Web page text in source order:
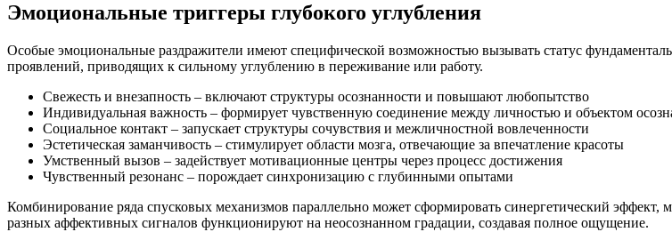
Эмоциональные триггеры глубокого углубления
Особые эмоциональные раздражители имеют специфической возможностью вызывать статус
проявлений, приводящих к сильному углублению в переживание или работу.
Свежесть и внезапность – включают структуры осознанности и повышают любопытство
Индивидуальная важность – формирует чувственную соединение между личностью и объектом
Социальное контакт – запускает структуры сочувствия и межличностной вовлеченности
Эстетическая заманчивость – стимулирует области мозга, отвечающие за впечатление красоты
Умственный вызов – задействует мотивационные центры через процесс достижения
Чувственный резонанс – порождает синхронизацию с глубинными опытами
Комбинирование ряда спусковых механизмов параллельно может сформировать синергетический эффект,
разных аффективных сигналов функционируют на неосознанном градации, создавая полное ощущение.